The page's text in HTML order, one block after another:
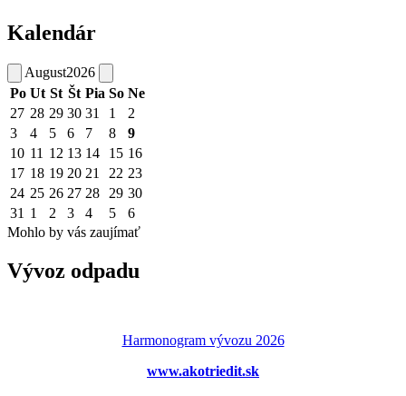
Kalendár
August2026
Po Ut St Št Pia So Ne
27 28 29 30 31 1
2
3
4 5 6 7 8
9
10 11 12 13 14 15 16
17 18 19 20 21 22 23
24 25 26 27 28 29 30
31 1 2 3 4 5
6
Mohlo by vás zaujímať
Vývoz odpadu
Harmonogram vývozu 2026
www.akotriedit.sk